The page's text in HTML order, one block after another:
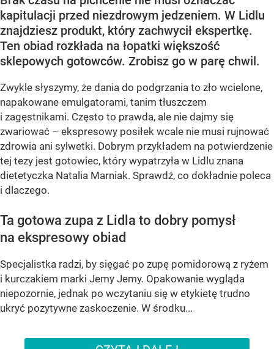
kapitulacji przed niezdrowym jedzeniem. W Lidlu
znajdziesz produkt, który zachwycił ekspertkę.
Ten obiad rozkłada na łopatki większość
sklepowych gotowców. Zrobisz go w parę chwil.
Zwykle słyszymy, że dania do podgrzania to zło wcielone,
napakowane emulgatorami, tanim tłuszczem
i zagęstnikami. Często to prawda, ale nie dajmy się
zwariować – ekspresowy posiłek wcale nie musi rujnować
zdrowia ani sylwetki. Dobrym przykładem na potwierdzenie
tej tezy jest gotowiec, który wypatrzyła w Lidlu znana
dietetyczka Natalia Marniak. Sprawdź, co dokładnie poleca
i dlaczego.
Ta gotowa zupa z Lidla to dobry pomysł
na ekspresowy obiad
Specjalistka radzi, by sięgać po zupę pomidorową z ryżem
i kurczakiem marki Jemy Jemy. Opakowanie wygląda
niepozornie, jednak po wczytaniu się w etykietę trudno
ukryć pozytywne zaskoczenie. W środku...